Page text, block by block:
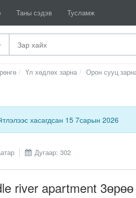
Таны сэдэв Тусламж
Үл хөдлөх зарна Орон сууц
хасагдсан 15 7сарын 2026
Дугаар: 302
river apartment